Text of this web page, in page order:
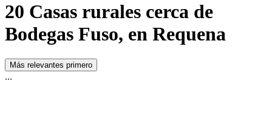
20 Casas rurales cerca de
Bodegas Fuso, en Requena
Más relevantes primero
...